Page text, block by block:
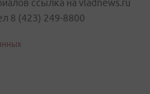
ссылка на vladnews.ru
8 (423) 249-8800